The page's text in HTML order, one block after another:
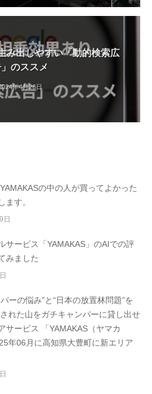
み出しやすい「動的検索広
のススメ
年4月26日
YAMAKASの中の人が買ってよかった
ます。
日
サービス「YAMAKAS」のAIでの評
みました
ーの悩み”と“日本の放置林問題”を
れた山をガチキャンパーに貸し出せ
サービス 「YAMAKAS（ヤマカ
年06月に高知県大豊町に新エリア